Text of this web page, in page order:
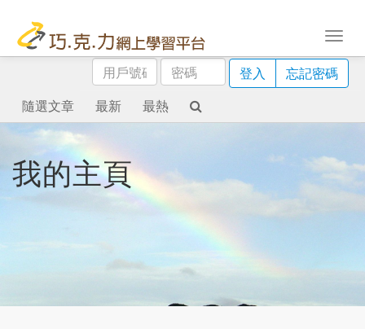
用
戶
號
碼
密
碼
登入
忘記密碼
隨選文章
最新 最熱
我的主頁